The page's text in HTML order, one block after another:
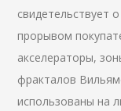
свидетельствует
прорывом
акселераторы,
фракталов
использованы на